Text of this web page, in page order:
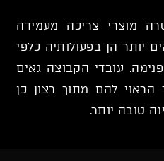
מוצרי צריכה מעמידה
יותר הן בפעולותיה כלפי
פנימה. עובדי הקבוצה גאים
הראוי להם מתוך רצון כן
טובה יותר.